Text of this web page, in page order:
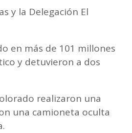
y la Delegación El
en más de 101 millones
y detuvieron a dos
realizaron una
una camioneta oculta